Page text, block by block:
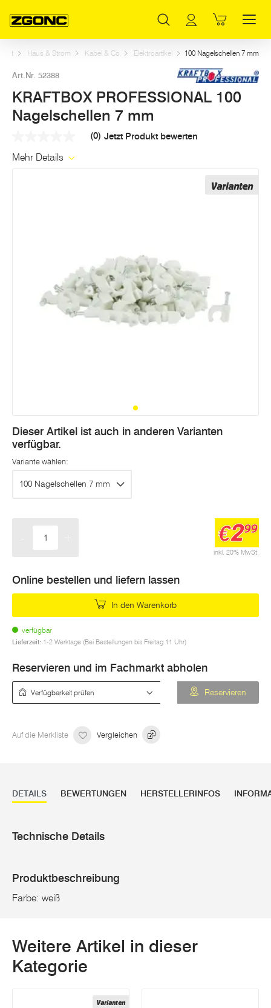
Start Haus & Strom Kabel & Co Elektroartikel 100 Nagelschellen 7 mm
Art.Nr. 52388
KRAFTBOX PROFESSIONAL 100
Nagelschellen 7 mm
Link
(0) Jetzt Produkt bewerten
Mehr Details
Varianten
Dieser Artikel ist auch in anderen Varianten
verfügbar.
Variante wählen:
100 Nagelschellen 7 mm
inkl. 20% MwSt.
€299
Online bestellen und liefern lassen
In den Warenkorb
verfügbar
Lieferzeit: 1-2 Werktage (Bei Bestellungen bis Freitag 11 Uhr)
Reservieren und im Fachmarkt abholen
Reservieren
Auf die Merkliste Vergleichen
DETAILS BEWERTUNGEN HERSTELLERINFOS
Technische Details
Produktbeschreibung
Farbe: weiß
Weitere Artikel in dieser
Kategorie
Varianten